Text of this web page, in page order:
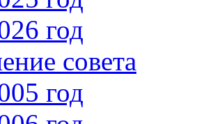
год
совета
год